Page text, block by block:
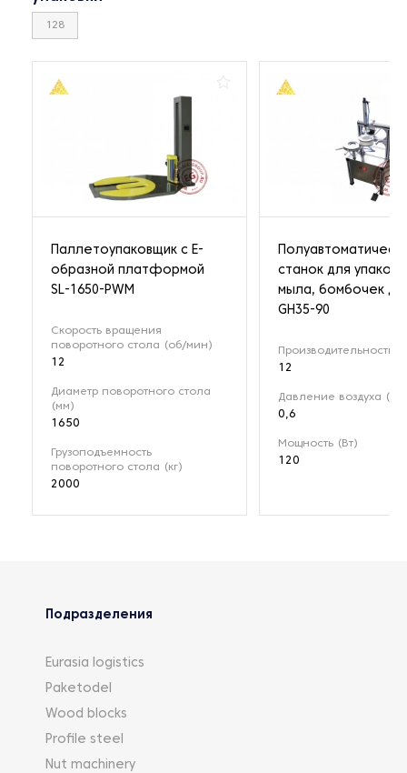
128
Паллетоупаковщик с Е-
образной платформой
SL-1650-PWM
Скорость вращения
поворотного стола (об/мин)
12
Диаметр поворотного стола
(мм)
1650
Грузоподъемность
поворотного стола (кг)
2000
станок для
мыла, бомбочек
GH35-90
Производительность
12
Давление воздуха
0,6
Мощность (Вт)
120
Подразделения
Eurasia logistics
Paketodel
Wood blocks
Profile steel
Nut machinery